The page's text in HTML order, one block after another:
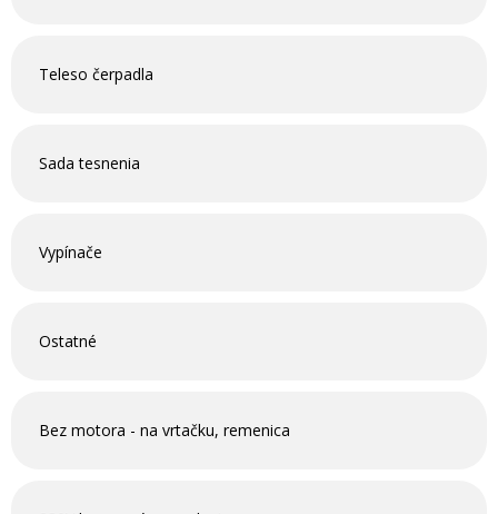
Teleso čerpadla
Sada tesnenia
Vypínače
Ostatné
Bez motora - na vrtačku, remenica